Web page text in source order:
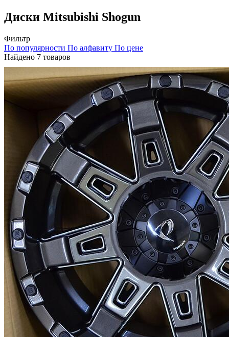
Диски Mitsubishi Shogun
Фильтр
По популярности По алфавиту По цене
Найдено 7 товаров